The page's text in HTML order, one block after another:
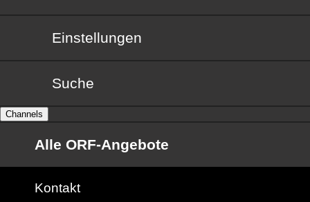
Einstellungen
Suche
Channels
Alle ORF-Angebote
Kontakt